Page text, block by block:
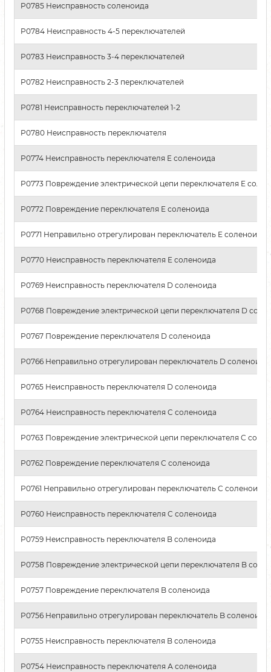
P0785 Неисправность соленоида
P0784 Неисправность 4-5 переключателей
P0783 Неисправность 3-4 переключателей
P0782 Неисправность 2-3 переключателей
P0781 Неисправность переключателей 1-2
P0780 Неисправность переключателя
P0774 Неисправность переключателя E соленоида
P0773 Повреждение электрической цепи переключателя E
P0772 Повреждение переключателя E соленоида
P0771 Неправильно отрегулирован переключатель E соленоида
P0770 Неисправность переключателя E соленоида
P0769 Неисправность переключателя D соленоида
P0768 Повреждение электрической цепи переключателя D
P0767 Повреждение переключателя D соленоида
P0766 Неправильно отрегулирован переключатель D соленоида
P0765 Неисправность переключателя D соленоида
P0764 Неисправность переключателя C соленоида
P0763 Повреждение электрической цепи переключателя C
P0762 Повреждение переключателя C соленоида
P0761 Неправильно отрегулирован переключатель C соленоида
P0760 Неисправность переключателя C соленоида
P0759 Неисправность переключателя B соленоида
P0758 Повреждение электрической цепи переключателя B
P0757 Повреждение переключателя B соленоида
P0756 Неправильно отрегулирован переключатель B соленоида
P0755 Неисправность переключателя B соленоида
P0754 Неисправность переключателя А соленоида